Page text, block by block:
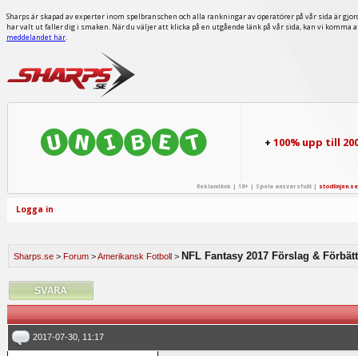
Sharps är skapad av experter inom spelbranschen och alla rankningar av operatörer på vår sida är
har valt ut faller dig i smaken. När du väljer att klicka på en utgående länk på vår sida, kan vi
meddelandet här.
+100% upp till
Reklamlänk | 18+ | Spela ansvarsfullt | stodlinjen.se
Logga in
Sharps.se > Forum >Amerikansk Fotboll > NFL Fantasy 2017 Förslag &
2017-07-30, 11:17